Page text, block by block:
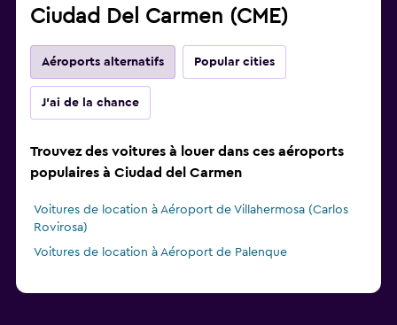
Ciudad Del Carmen (CME)
Aéroports alternatifs Popular cities
J'ai de la chance
Trouvez des voitures à louer dans ces aéroports
populaires à Ciudad del Carmen
Voitures de location à Aéroport de Villahermosa (Carlos
Rovirosa)
Voitures de location à Aéroport de Palenque